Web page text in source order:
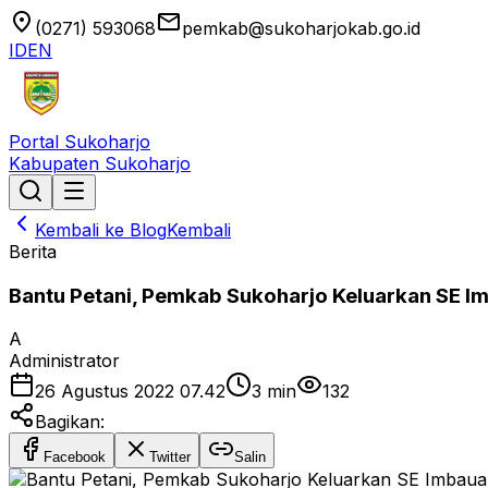
location_on (0271) 593068emailpemkab@sukoharjokab.go.id
IDEN
Portal Sukoharjo
Kabupaten Sukoharjo
Kembali ke BlogKembali
Berita
Bantu Petani, Pemkab Sukoharjo Keluarkan SE
A
Administrator
26 Agustus 2022 07.42
3 min
132
Bagikan:
Facebook Twitter Salin